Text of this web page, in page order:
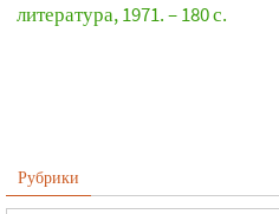
литература, 1971. – 180 с.
Рубрики